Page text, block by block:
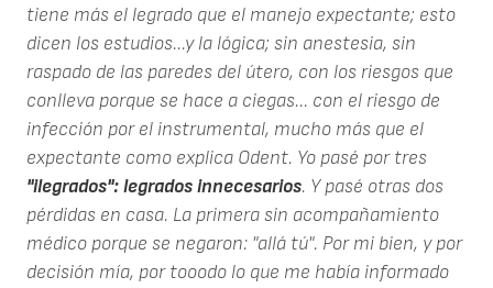
tiene más el legrado que el manejo expectante; esto
dicen los estudios...y la lógica; sin anestesia, sin
raspado de las paredes del útero, con los riesgos que
conlleva porque se hace a ciegas... con el riesgo de
infección por el instrumental, mucho más que el
expectante como explica Odent. Yo pasé por tres
"ilegrados": legrados innecesarios. Y pasé otras dos
pérdidas en casa. La primera sin acompañamiento
médico porque se negaron: "allá tú". Por mi bien, y por
decisión mía, por tooodo lo que me había informado